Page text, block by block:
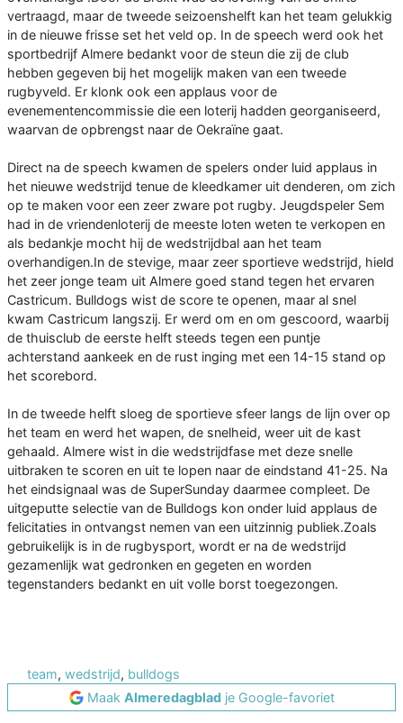
vertraagd, maar de tweede seizoenshelft kan het team gelukkig
in de nieuwe frisse set het veld op. In de speech werd ook het
sportbedrijf Almere bedankt voor de steun die zij de club
hebben gegeven bij het mogelijk maken van een tweede
rugbyveld. Er klonk ook een applaus voor de
evenementencommissie die een loterij hadden georganiseerd,
waarvan de opbrengst naar de Oekraïne gaat.
Direct na de speech kwamen de spelers onder luid applaus in
het nieuwe wedstrijd tenue de kleedkamer uit denderen, om zich
op te maken voor een zeer zware pot rugby. Jeugdspeler Sem
had in de vriendenloterij de meeste loten weten te verkopen en
als bedankje mocht hij de wedstrijdbal aan het team
overhandigen.In de stevige, maar zeer sportieve wedstrijd, hield
het zeer jonge team uit Almere goed stand tegen het ervaren
Castricum. Bulldogs wist de score te openen, maar al snel
kwam Castricum langszij. Er werd om en om gescoord, waarbij
de thuisclub de eerste helft steeds tegen een puntje
achterstand aankeek en de rust inging met een 14-15 stand op
het scorebord.
In de tweede helft sloeg de sportieve sfeer langs de lijn over op
het team en werd het wapen, de snelheid, weer uit de kast
gehaald. Almere wist in die wedstrijdfase met deze snelle
uitbraken te scoren en uit te lopen naar de eindstand 41-25. Na
het eindsignaal was de SuperSunday daarmee compleet. De
uitgeputte selectie van de Bulldogs kon onder luid applaus de
felicitaties in ontvangst nemen van een uitzinnig publiek.Zoals
gebruikelijk is in de rugbysport, wordt er na de wedstrijd
gezamenlijk wat gedronken en gegeten en worden
tegenstanders bedankt en uit volle borst toegezongen.
team, wedstrijd, bulldogs
Maak Almeredagbladje Google-favoriet